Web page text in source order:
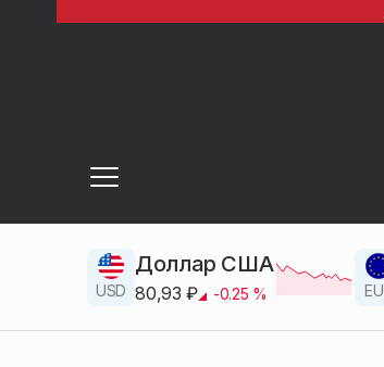
USD
Доллар США
80,93 ₽ -0.25 %